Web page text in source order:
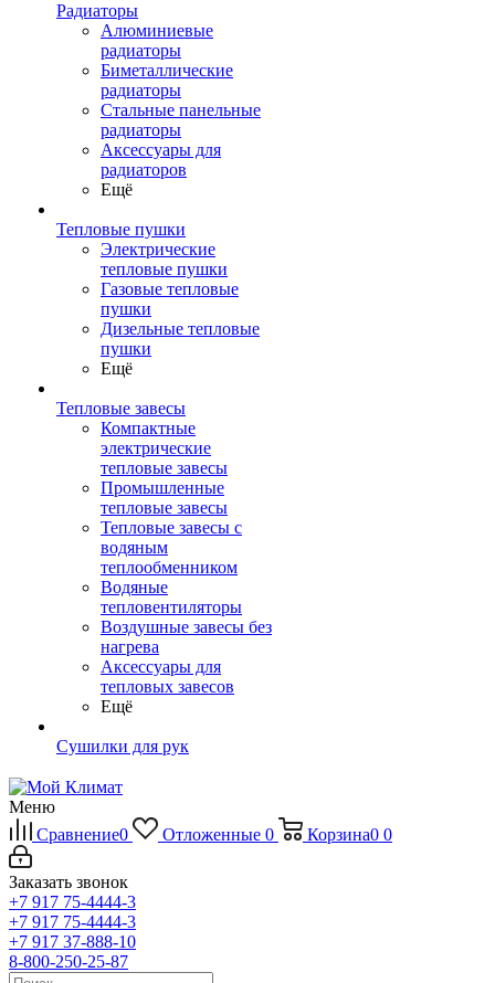
Радиаторы
Алюминиевые
радиаторы
Биметаллические
радиаторы
Стальные панельные
радиаторы
Аксессуары для
радиаторов
Ещё
Тепловые пушки
Электрические
тепловые пушки
Газовые тепловые
пушки
Дизельные тепловые
пушки
Ещё
Тепловые завесы
Компактные
электрические
тепловые завесы
Промышленные
тепловые завесы
Тепловые завесы с
водяным
теплообменником
Водяные
тепловентиляторы
Воздушные завесы без
нагрева
Аксессуары для
тепловых завесов
Ещё
Сушилки для рук
Меню
Сравнение0 Отложенные 0 Корзина0 0
Заказать звонок
+7 917 75-4444-3
+7 917 75-4444-3
+7 917 37-888-10
8-800-250-25-87